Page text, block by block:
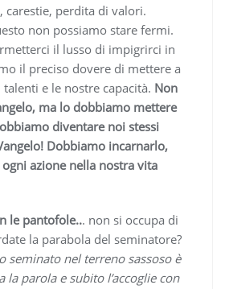
carestie, perdita di valori.
non possiamo stare fermi.
il lusso di impigrirci in
il preciso dovere di mettere a
e le nostre capacità. Non
ma lo dobbiamo mettere
diventare noi stessi
Dobbiamo incarnarlo,
azione nella nostra vita
le pantofole... non si occupa di
la parabola del seminatore?
seminato nel terreno sassoso è
la parola e subito l’accoglie con